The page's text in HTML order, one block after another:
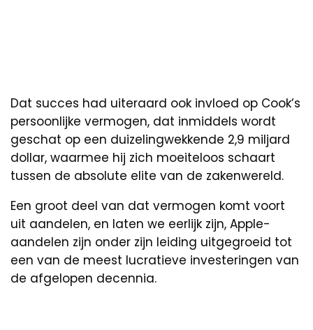
Dat succes had uiteraard ook invloed op Cook’s
persoonlijke vermogen, dat inmiddels wordt
geschat op een duizelingwekkende 2,9 miljard
dollar, waarmee hij zich moeiteloos schaart
tussen de absolute elite van de zakenwereld.
Een groot deel van dat vermogen komt voort
uit aandelen, en laten we eerlijk zijn, Apple-
aandelen zijn onder zijn leiding uitgegroeid tot
een van de meest lucratieve investeringen van
de afgelopen decennia.